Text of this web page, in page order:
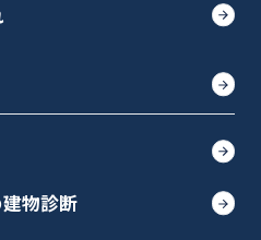
物診断